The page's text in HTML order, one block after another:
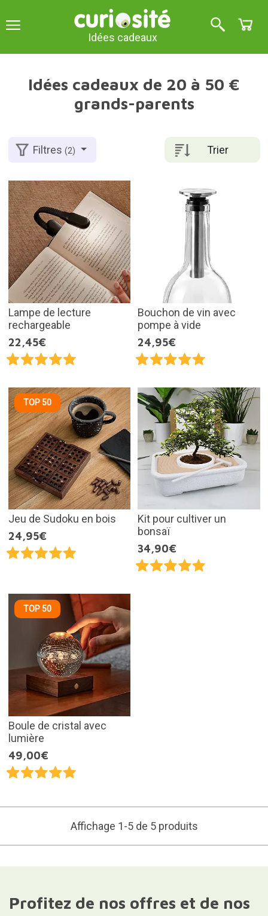
Idées cadeaux
Idées cadeaux de 20 à 50 €
grands-parents
Trier
Filtres(2)
Lampe de lecture
rechargeable
22,45€
Bouchon de vin avec
pompe à vide
24,95€
TOP 50
Jeu de Sudoku en bois
24,95€
Kit pour cultiver un
bonsaï
34,90€
TOP 50
Boule de cristal avec
lumière
49,00€
Affichage 1-5 de 5 produits
Profitez de nos offres et de nos